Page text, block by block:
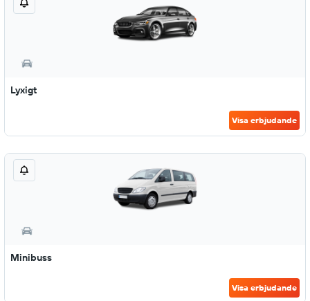
Lyxigt
Visa erbjudande
Minibuss
Visa erbjudande